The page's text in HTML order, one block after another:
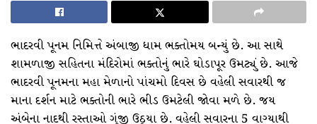
ભાદરવી પૂનમ નિમિત્તે અંબાજી ધામ ભક્તોમય બન્યું છે. આ સાથે
શામળાજી સહિતના મંદિરોમાં ભક્તોનું ભારે ઘોડાપૂર ઉમટ્યું છે. આજે
ભાદરવી પૂનમના મહા મેળાનો પાંચમો દિવસ છે વહેલી સવારથી જ
માના દર્શન માટે ભક્તોની ભારે ભીડ ઉમટેલી જોવા મળે છે. જય
અંબેના નાદથી રસ્તાઓ ગૂંજી ઉઠ્યા છે. વહેલી સવારના 5 વાગ્યાથી